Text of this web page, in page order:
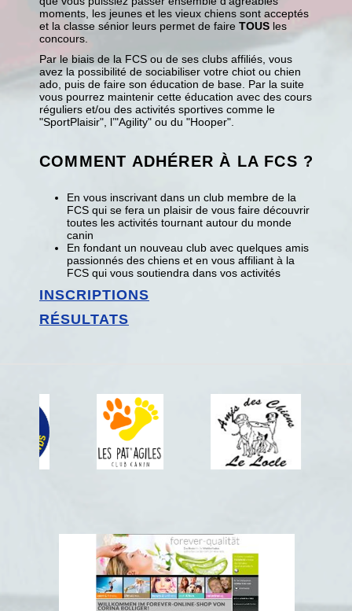
moments, les jeunes et les vieux chiens sont acceptés
et la classe sénior leurs permet de faire TOUS les
concours.
Par le biais de la FCS ou de ses clubs affiliés, vous
avez la possibilité de sociabiliser votre chiot ou chien
ado, puis de faire son éducation de base. Par la suite
vous pourrez maintenir cette éducation avec des cours
réguliers et/ou des activités sportives comme le
"SportPlaisir", l’"Agility" ou du "Hooper".
COMMENT ADHÉRER À LA FCS ?
En vous inscrivant dans un club membre de la
FCS qui se fera un plaisir de vous faire découvrir
toutes les activités tournant autour du monde
canin
En fondant un nouveau club avec quelques amis
passionnés des chiens et en vous affiliant à la
FCS qui vous soutiendra dans vos activités
INSCRIPTIONS
RÉSULTATS